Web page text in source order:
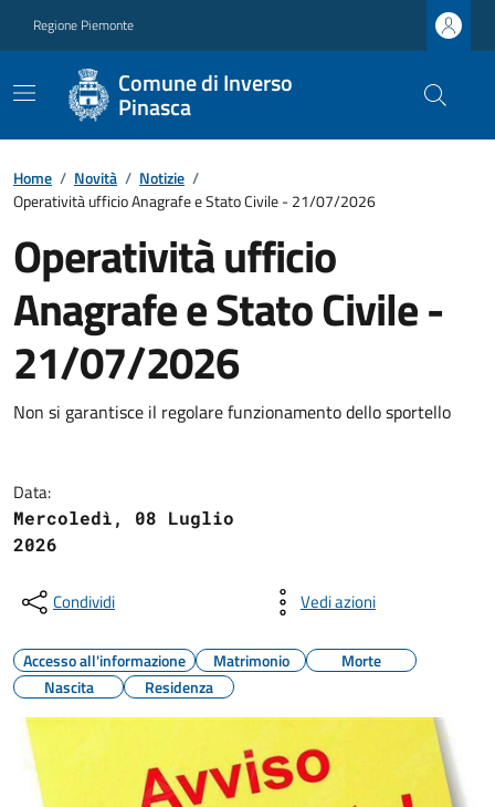
Regione Piemonte
Comune di Inverso
Pinasca
Home / Novità / Notizie /
Operatività ufficio Anagrafe e Stato Civile - 21/07/2026
Operatività ufficio
Anagrafe e Stato Civile -
21/07/2026
Non si garantisce il regolare funzionamento dello sportello
Data:
Mercoledì, 08 Luglio
2026
Condividi Vedi azioni
Accesso all'informazione Matrimonio
Morte
Nascita
Residenza